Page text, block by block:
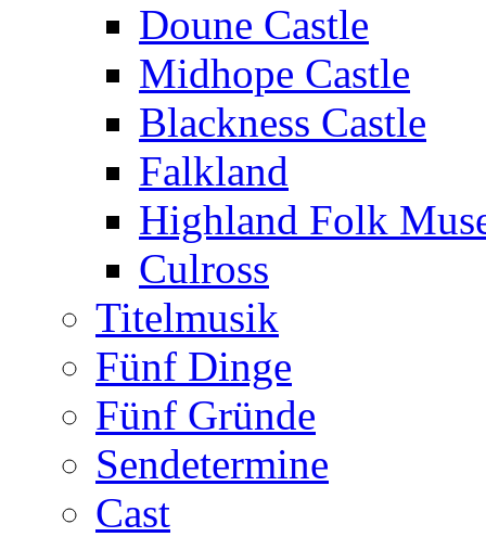
Doune Castle
Midhope Castle
Blackness Castle
Falkland
Highland Folk
Culross
Titelmusik
Fünf Dinge
Fünf Gründe
Sendetermine
Cast